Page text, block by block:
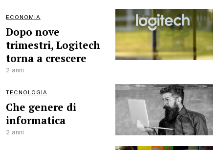
ECONOMIA
Dopo nove
trimestri, Logitech
torna a crescere
2 anni
TECNOLOGIA
Che genere di
informatica
2 anni